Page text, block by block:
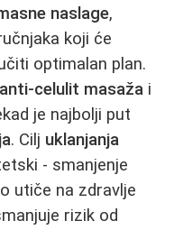
naslage,
koji će
optimalan plan.
anti-celulit masaža i
je najbolji put
. Cilj uklanjanja
- smanjenje
utiče na zdravlje
rizik od